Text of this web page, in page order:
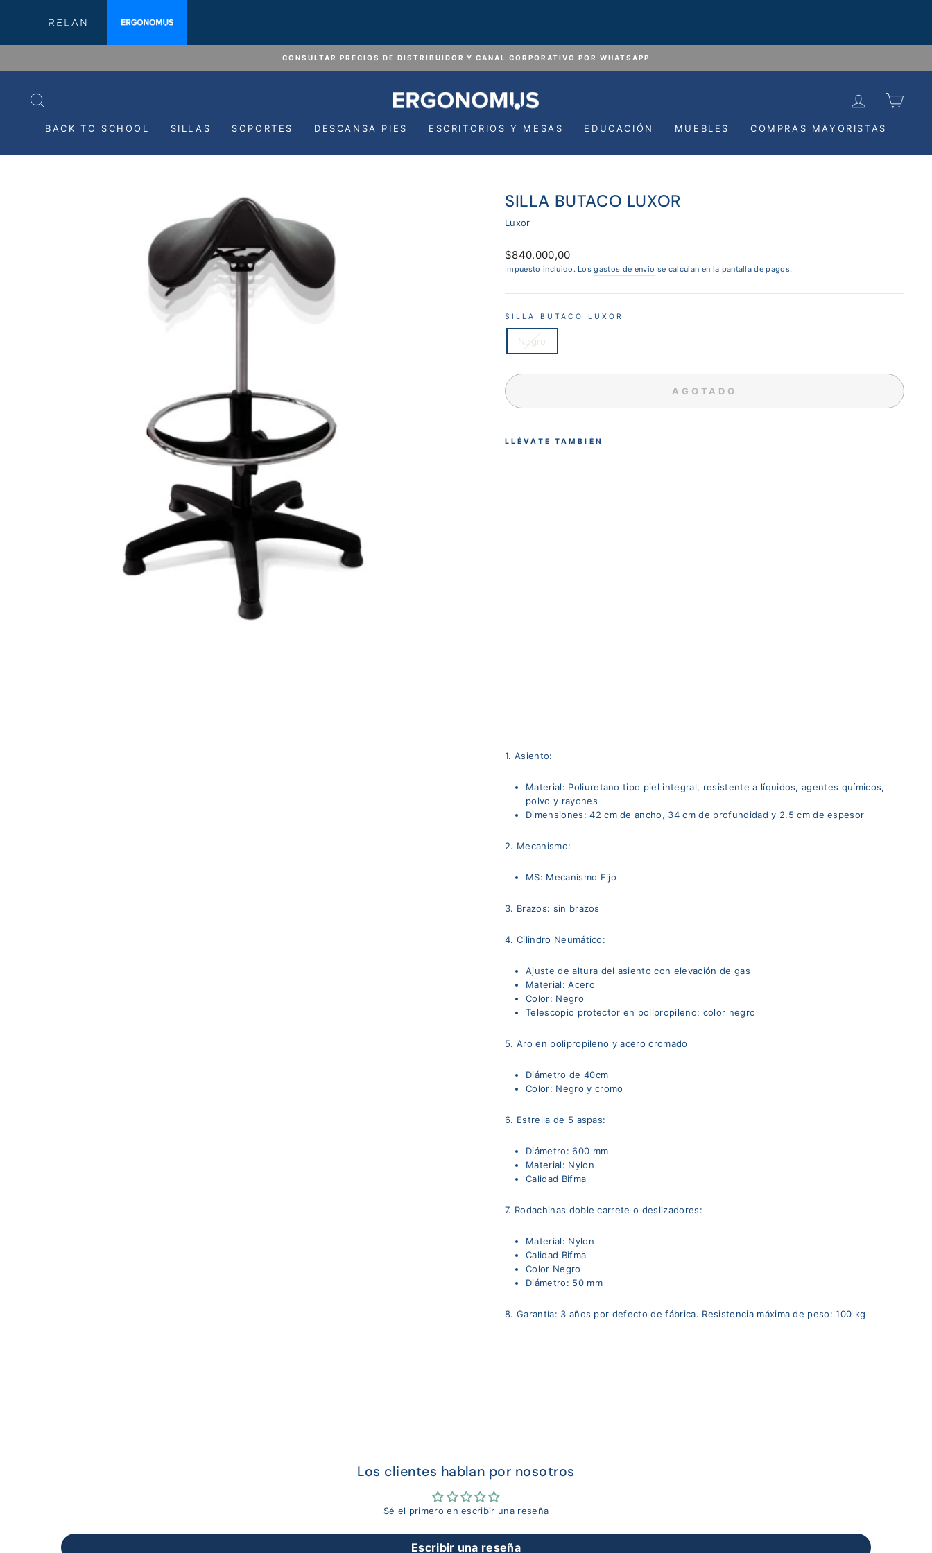
directamente
contenido
diapositivas
CONSULTAR PRECIOS DE DISTRIBUIDOR Y CANAL CORPORATIVO POR WHATSAPP
INGRESAR
BACK TO SCHOOL SILLAS SOPORTES DESCANSA PIES ESCRITORIOS Y MESAS EDUCACIÓN MUEBLES COMPRAS MAYORISTAS
SILLA BUTACO LUXOR
Luxor
Precio
habitual
$840.000,00
Impuesto incluido. Losgastos de envío se calculan en la pantalla de pagos.
SILLA BUTACO LUXOR
Negro
AGOTADO
LLÉVATE TAMBIÉN
1. Asiento:
Material: Poliuretano tipo piel integral, resistente a líquidos, agentes químicos,
polvo y rayones
Dimensiones: 42 cm de ancho, 34 cm de profundidad y 2.5 cm de espesor
2. Mecanismo:
MS: Mecanismo Fijo
3. Brazos: sin brazos
4. Cilindro Neumático:
Ajuste de altura del asiento con elevación de gas
Material: Acero
Color: Negro
Telescopio protector en polipropileno; color negro
5. Aro en polipropileno y acero cromado
Diámetro de 40cm
Color: Negro y cromo
6. Estrella de 5 aspas:
Diámetro: 600 mm
Material: Nylon
Calidad Bifma
7. Rodachinas doble carrete o deslizadores:
Material: Nylon
Calidad Bifma
Color Negro
Diámetro: 50 mm
8. Garantía: 3 años por defecto de fábrica. Resistencia máxima de peso: 100 kg
Los clientes hablan por nosotros
Sé el primero en escribir una reseña
Escribir una reseña